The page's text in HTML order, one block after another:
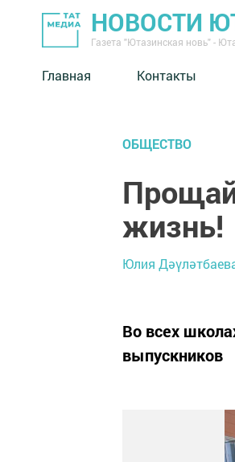
НОВОСТИ
Газета "Ютазинская новь" -
Главная Контакты
ОБЩЕСТВО
жизнь!
Юлия
Во всех
выпускников